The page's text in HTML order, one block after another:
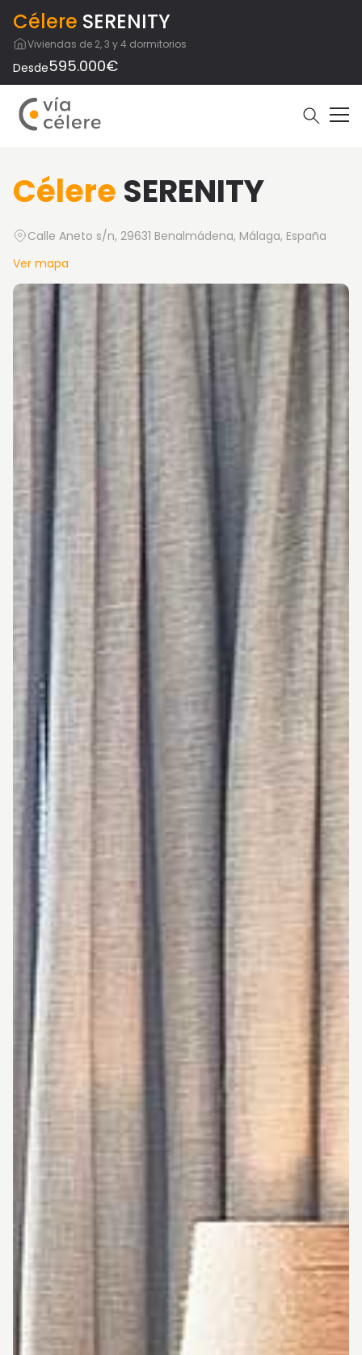
Célere SERENITY
Viviendas de 2, 3 y 4 dormitorios
Desde595.000€
Célere SERENITY
Calle Aneto s/n, 29631 Benalmádena, Málaga, España
Ver mapa